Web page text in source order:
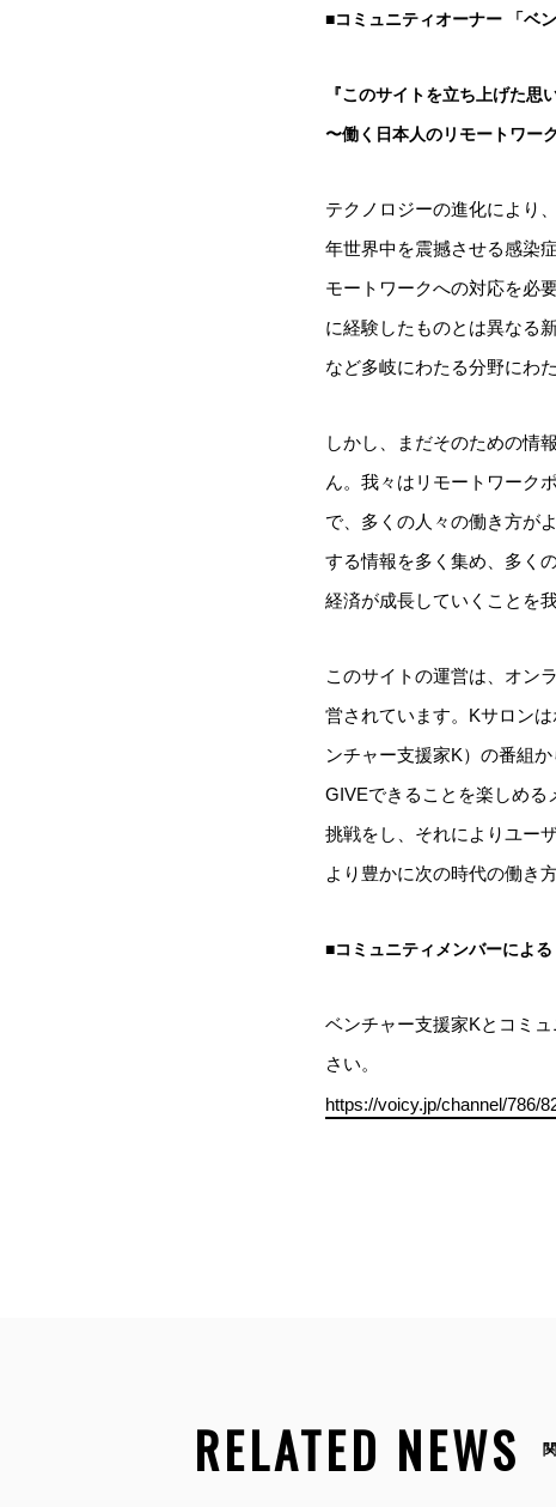
■コミュニティオーナー 「ベ
『このサイトを立ち上げた思い
〜働く日本人のリモートワー
テクノロジーの進化により
年世界中を震撼させる感染
モートワークへの対応を必
に経験したものとは異なる
など多岐にわたる分野にわた
しかし、まだそのための情
ん。我々はリモートワーク
で、多くの人々の働き方が
する情報を多く集め、多く
経済が成長していくことを
このサイトの運営は、オン
営されています。Kサロン
ンチャー支援家K）の番組
GIVEできることを楽しめる
挑戦をし、それによりユー
より豊かに次の時代の働き
■コミュニティメンバーによる
ベンチャー支援家Kとコミ
さい。
https://voicy.jp/channel/786/
RELATED NEWS